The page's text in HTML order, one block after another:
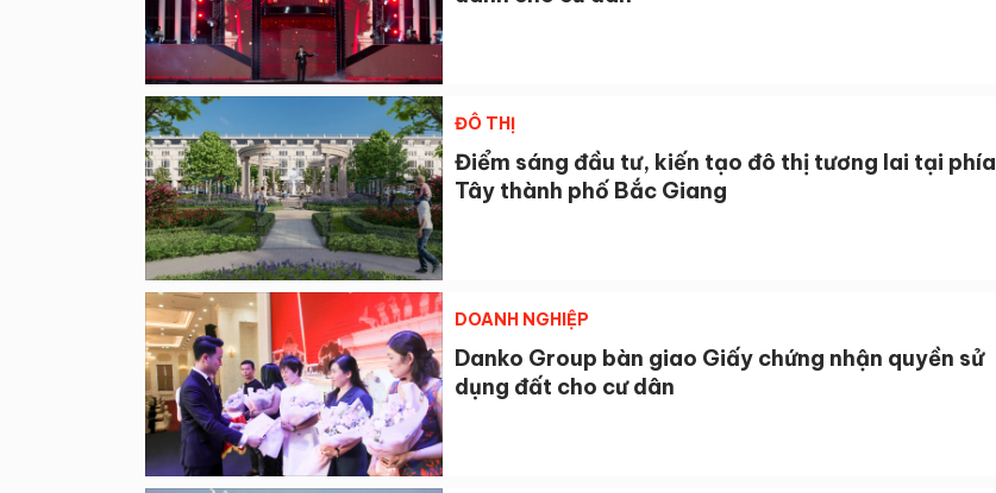
ĐÔ THỊ
Điểm sáng đầu tư, kiến tạo đô thị tương lai tại phía
Tây thành phố Bắc Giang
DOANH NGHIỆP
Danko Group bàn giao Giấy chứng nhận quyền sử
dụng đất cho cư dân